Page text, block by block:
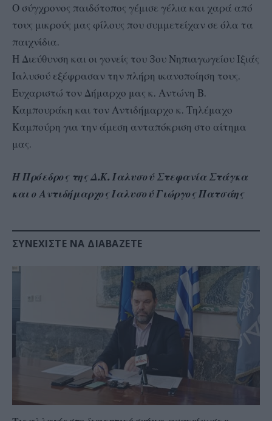
Ο σύγχρονος παιδότοπος γέμισε γέλια και χαρά από
τους μικρούς μας φίλους που συμμετείχαν σε όλα τα
παιχνίδια.
Η Διεύθυνση και οι γονείς του 3ου Νηπιαγωγείου Ιξιάς
Ιαλυσού εξέφρασαν την πλήρη ικανοποίηση τους.
Ευχαριστώ τον Δήμαρχο μας κ. Αντώνη Β.
Καμπουράκη και τον Αντιδήμαρχο κ. Τηλέμαχο
Καμπούρη για την άμεση ανταπόκριση στο αίτημα
μας.
Η Πρόεδρος της Δ.Κ. Ιαλυσού Στεφανία Στάγκα
και ο Αντιδήμαρχος Ιαλυσού Γιώργος Πατσάης
ΣΥΝΕΧΊΣΤΕ ΝΑ ΔΙΑΒΆΖΕΤΕ